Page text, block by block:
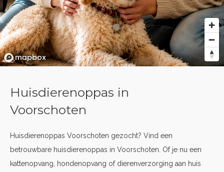
Huisdierenoppas in
Voorschoten
Huisdierenoppas Voorschoten gezocht? Vind een
betrouwbare huisdierenoppas in Voorschoten. Of je nu een
kattenopvang, hondenopvang of dierenverzorging aan huis